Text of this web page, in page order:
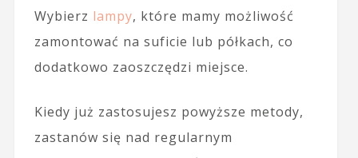
Wybierz lampy, które mamy możliwość
zamontować na suficie lub półkach, co
dodatkowo zaoszczędzi miejsce.
Kiedy już zastosujesz powyższe metody,
zastanów się nad regularnym